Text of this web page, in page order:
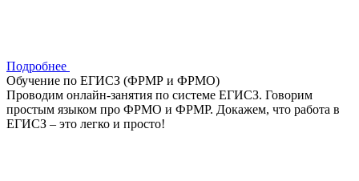
Подробнее
Обучение по ЕГИСЗ (ФРМР и ФРМО)
Проводим онлайн-занятия по системе ЕГИСЗ. Говорим
простым языком про ФРМО и ФРМР. Докажем, что работа в
ЕГИСЗ – это легко и просто!